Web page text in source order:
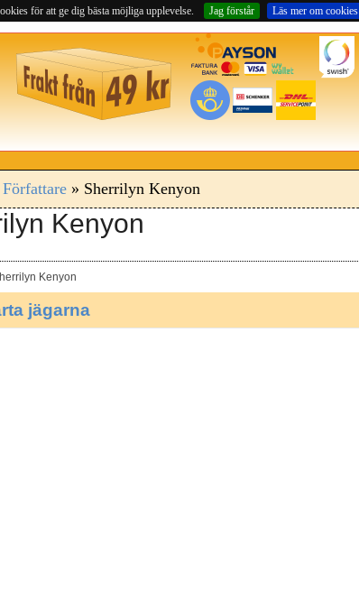
för att ge dig bästa möjliga upplevelse. Jag förstår Läs mer om cookies
Författare» Sherrilyn Kenyon
Kenyon
Kenyon
jägarna